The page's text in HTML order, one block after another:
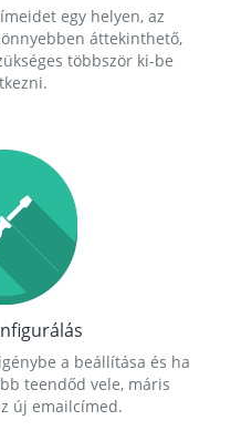
egy helyen, az
áttekinthető,
többször ki-be
a beállítása és ha
teendőd vele, máris
új emailcímed.